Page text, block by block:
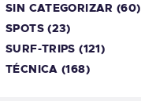
SIN CATEGORIZAR (60)
SPOTS(23)
SURF-TRIPS (121)
TÉCNICA (168)